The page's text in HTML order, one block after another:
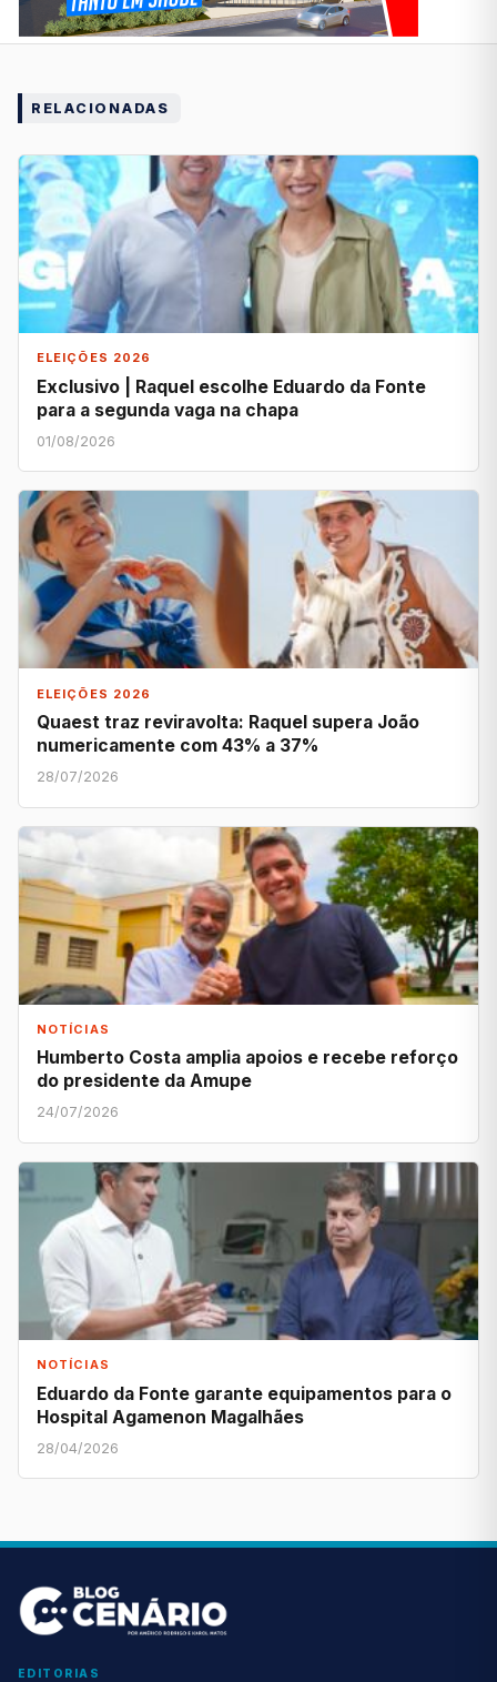
RELACIONADAS
ELEIÇÕES 2026
Exclusivo | Raquel escolhe Eduardo da Fonte
para a segunda vaga na chapa
01/08/2026
ELEIÇÕES 2026
Quaest traz reviravolta: Raquel supera João
numericamente com 43% a 37%
28/07/2026
NOTÍCIAS
Humberto Costa amplia apoios e recebe reforço
do presidente da Amupe
24/07/2026
NOTÍCIAS
Eduardo da Fonte garante equipamentos para o
Hospital Agamenon Magalhães
28/04/2026
EDITORIAS